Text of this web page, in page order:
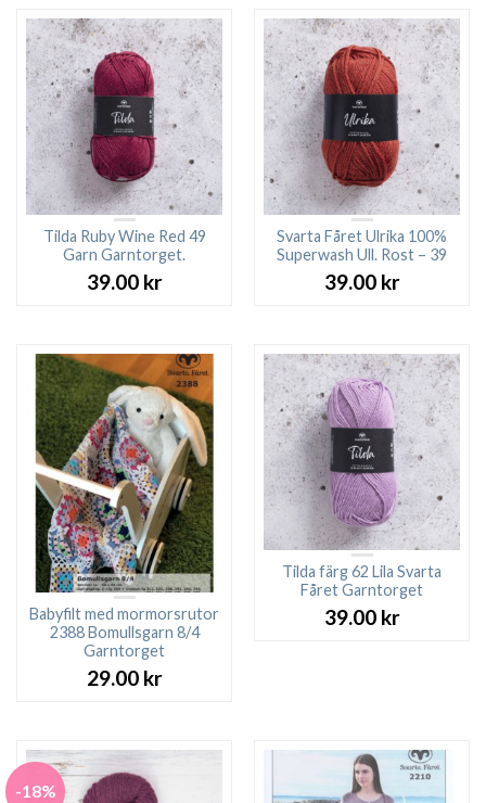
89.00 kr.
Tilda Ruby Wine Red 49
Garn Garntorget.
39.00 kr
Svarta Fåret Ulrika 100%
Superwash Ull. Rost – 39
39.00 kr
Babyfilt med mormorsrutor
2388 Bomullsgarn 8/4
Garntorget
29.00 kr
Tilda färg 62 Lila Svarta
Fåret Garntorget
39.00 kr
-18%